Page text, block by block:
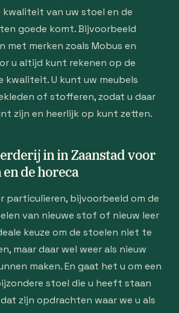
kwaliteit van uw stoel en de
goede komt. Bijvoorbeeld
met merken zoals Mobus en
u altijd kunt rekenen op de
kwaliteit. U kunt uw meubels
of stofferen, zodat u daar
zijn en heerlijk op kunt zetten.
in in Zaanstad voor
de horeca
particulieren, bijvoorbeeld om de
van nieuwe stof of nieuw leer
keuze om de stoelen niet te
maar daar wel weer als nieuw
maken. En gaat het u om een
stoel die u heeft staan
zijn opdrachten waar we u als